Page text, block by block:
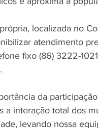
localizada no
atendimento
fixo (86) 3222-
da
a interação total dos
levando nossa